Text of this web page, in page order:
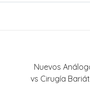
Nuevos
vs Cirugía